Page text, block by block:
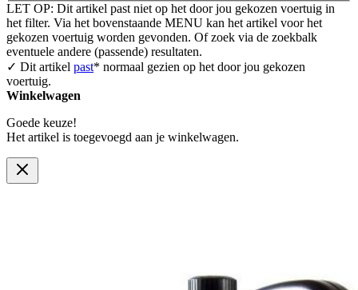
LET OP: Dit artikel past niet op het door jou gekozen voertuig in
het filter. Via het bovenstaande MENU kan het artikel voor het
gekozen voertuig worden gevonden. Of zoek via de zoekbalk
eventuele andere (passende) resultaten.
✓ Dit artikel past* normaal gezien op het door jou gekozen
voertuig.
Winkelwagen
Goede keuze!
Het artikel is toegevoegd aan je winkelwagen.